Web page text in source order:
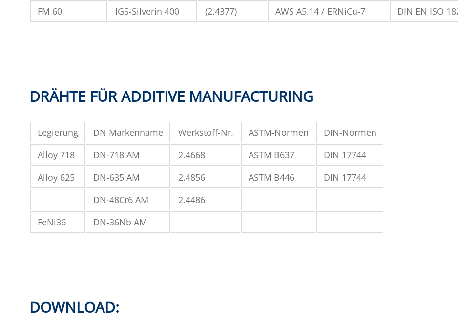
FM 60
IGS-Silverin 400 (2.4377) AWS A5.14 / ERNiCu-7 DIN EN ISO
DRÄHTE FÜR ADDITIVE MANUFACTURING
Legierung DN Markenname Werkstoff-Nr. ASTM-Normen
DIN-Normen
Alloy 718
DN-718 AM 2.4668 ASTM B637
DIN 17744
Alloy 625
DN-635 AM 2.4856 ASTM B446
DIN 17744
DN-48Cr6 AM
2.4486
FeNi36
DN-36Nb AM
DOWNLOAD: